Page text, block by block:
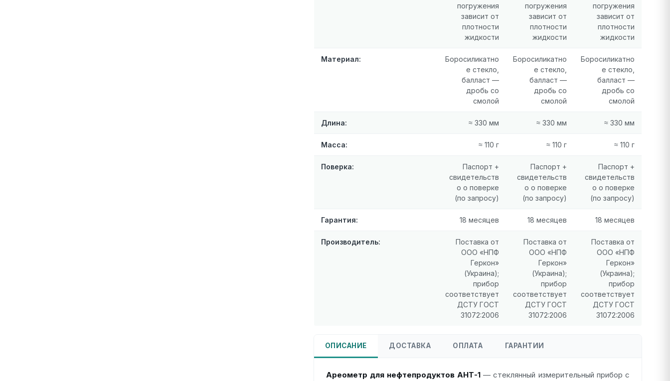
погружения
зависит от
плотности
жидкости
погружения
зависит от
плотности
жидкости
погружения
зависит от
плотности
жидкости
Материал:
Боросиликатно
е стекло,
балласт —
дробь со
смолой
Боросиликатно
е стекло,
балласт —
дробь со
смолой
Боросиликатно
е стекло,
балласт —
дробь со
смолой
Длина: ≈ 330 мм ≈ 330 мм ≈ 330 мм
Масса: ≈ 110 г ≈ 110 г ≈ 110 г
Поверка:
Паспорт +
свидетельств
о о поверке
(по запросу)
Паспорт +
свидетельств
о о поверке
(по запросу)
Паспорт +
свидетельств
о о поверке
(по запросу)
Гарантия: 18 месяцев 18 месяцев 18 месяцев
Производитель:
Поставка от
ООО «НПФ
Геркон»
(Украина);
прибор
соответствует
ДСТУ ГОСТ
31072:2006
Поставка от
ООО «НПФ
Геркон»
(Украина);
прибор
соответствует
ДСТУ ГОСТ
31072:2006
Поставка от
ООО «НПФ
Геркон»
(Украина);
прибор
соответствует
ДСТУ ГОСТ
31072:2006
ОПИСАНИЕ ДОСТАВКА ОПЛАТА ГАРАНТИИ
Ареометр для нефтепродуктов АНТ-1 — стеклянный измерительный прибор с